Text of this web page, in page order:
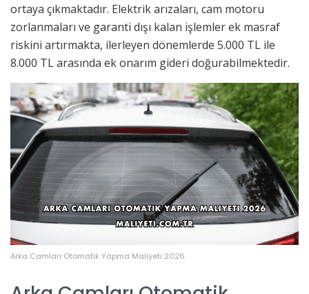
ortaya çıkmaktadır. Elektrik arızaları, cam motoru
zorlanmaları ve garanti dışı kalan işlemler ek masraf
riskini artırmakta, ilerleyen dönemlerde 5.000 TL ile
8.000 TL arasında ek onarım gideri doğurabilmektedir.
Arka Camları Otomatik Yapma Maliyeti 2026